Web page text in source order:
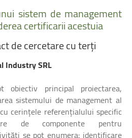
sistem de management
certificariiacestuia
decercetarecuterți
Industry SRL
principal proiectarea,
sistemului de management al
cerințele referențialului specific
de componente pentru
se pot enumera: identificare